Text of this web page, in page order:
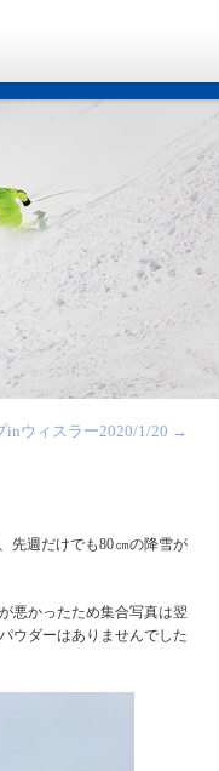
inウィスラー2020/1/20 →
先週だけでも80㎝の降雪が
悪かったため集合写真は翌
ウダーはありませんでした